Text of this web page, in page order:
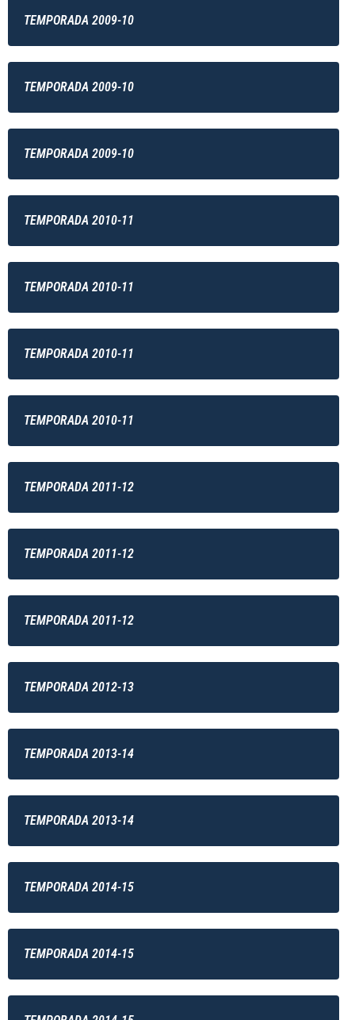
TEMPORADA 2009-10
TEMPORADA 2009-10
TEMPORADA 2009-10
TEMPORADA 2010-11
TEMPORADA 2010-11
TEMPORADA 2010-11
TEMPORADA 2010-11
TEMPORADA 2011-12
TEMPORADA 2011-12
TEMPORADA 2011-12
TEMPORADA 2012-13
TEMPORADA 2013-14
TEMPORADA 2013-14
TEMPORADA 2014-15
TEMPORADA 2014-15